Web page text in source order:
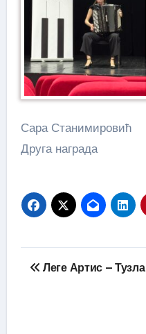
Сара Станимировић
Друга награда
Кретање
Леге Артис – Тузла